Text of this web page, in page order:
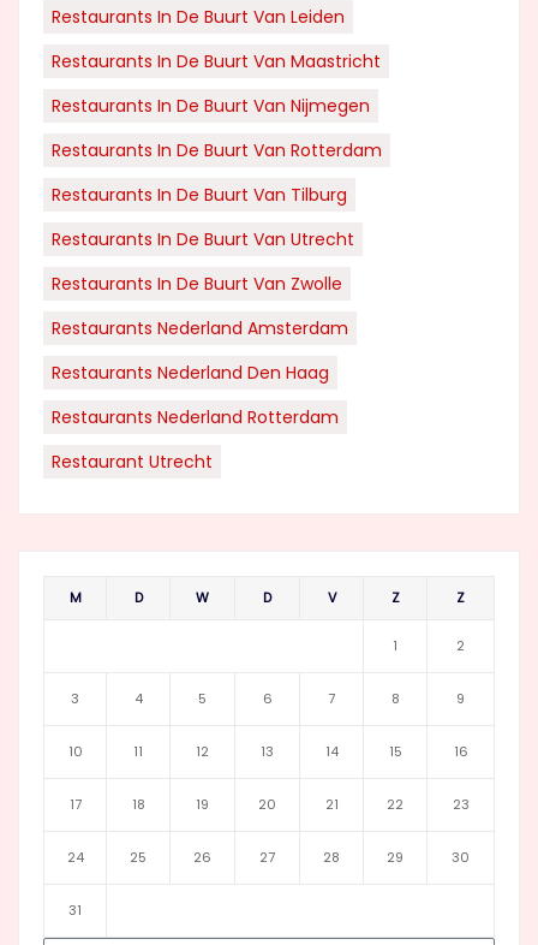
Restaurants In De Buurt Van Leiden
Restaurants In De Buurt Van Maastricht
Restaurants In De Buurt Van Nijmegen
Restaurants In De Buurt Van Rotterdam
Restaurants In De Buurt Van Tilburg
Restaurants In De Buurt Van Utrecht
Restaurants In De Buurt Van Zwolle
Restaurants Nederland Amsterdam
Restaurants Nederland Den Haag
Restaurants Nederland Rotterdam
Restaurant Utrecht
M D W D V Z Z
1 2
3 4 5 6 7 8 9
10 11 12 13 14 15 16
17 18 19 20 21 22 23
24 25 26 27 28 29 30
31